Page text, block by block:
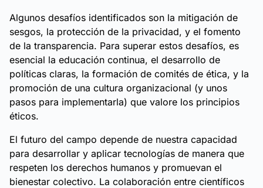
Algunos desafíos identificados son la mitigación de
sesgos, la protección de la privacidad, y el fomento
de la transparencia. Para superar estos desafíos, es
esencial la educación continua, el desarrollo de
políticas claras, la formación de comités de ética, y la
promoción de una cultura organizacional (y unos
pasos para implementarla) que valore los principios
éticos.
El futuro del campo depende de nuestra capacidad
para desarrollar y aplicar tecnologías de manera que
respeten los derechos humanos y promuevan el
bienestar colectivo. La colaboración entre científicos